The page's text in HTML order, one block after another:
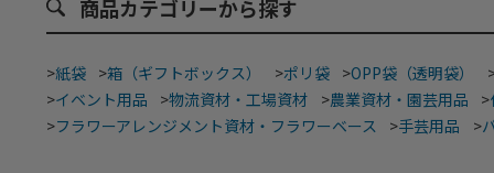
商品カテゴリーから探す
>紙袋 >箱（ギフトボックス） >ポリ袋 >OPP袋（透明袋）
>イベント用品 >物流資材・工場資材 >農業資材・園芸用品 >
>フラワーアレンジメント資材・フラワーベース >手芸用品 >